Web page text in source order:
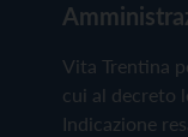
Vita Trentina
cui al decreto
Indicazione